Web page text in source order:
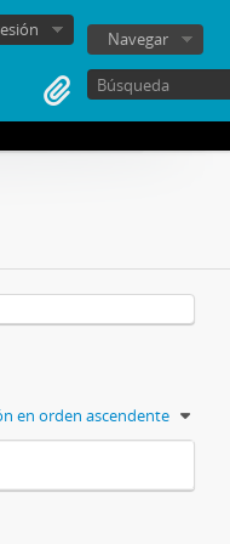
Navegar
en orden ascendente